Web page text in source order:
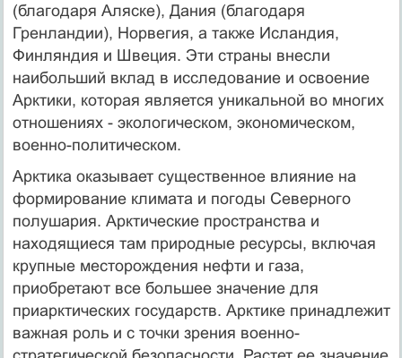
(благодаря Аляске), Дания (благодаря
Гренландии), Норвегия, а также Исландия,
Финляндия и Швеция. Эти страны внесли
наибольший вклад в исследование и освоение
Арктики, которая является уникальной во многих
отношениях - экологическом, экономическом,
военно-политическом.
Арктика оказывает существенное влияние на
формирование климата и погоды Северного
полушария. Арктические пространства и
находящиеся там природные ресурсы, включая
крупные месторождения нефти и газа,
приобретают все большее значение для
приарктических государств. Арктике принадлежит
важная роль и с точки зрения военно-